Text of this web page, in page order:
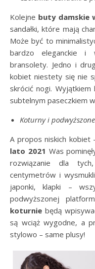
Kolejne buty damskie
sandałki, które mają
Może być to
bardzo eleganckie i
bransolety. Jedno i
kobiet niestety się nie
skrócić nogi.
subtelnym paseczkiem
Koturny i
A propos niskich kobiet
lato 2021 Was
rozwiązanie dla
centymetrów i
japonki, klapki –
podwyższonej
koturnie będą
są wciąż wygodne, a
stylowo – same plusy!